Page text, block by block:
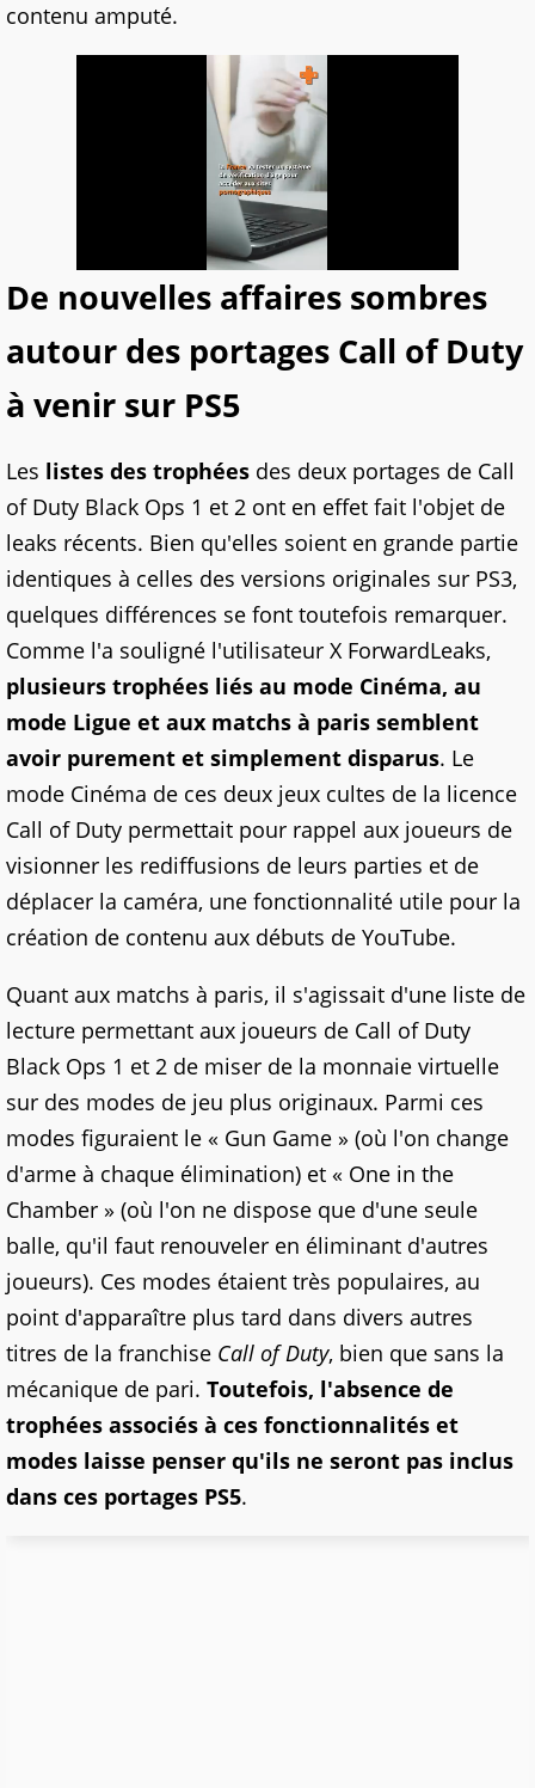
contenu amputé.
De nouvelles affaires sombres
autour des portages Call of Duty
à venir sur PS5
Les listes des trophées des deux portages de Call
of Duty Black Ops 1 et 2 ont en effet fait l'objet de
leaks récents. Bien qu'elles soient en grande partie
identiques à celles des versions originales sur PS3,
quelques différences se font toutefois remarquer.
Comme l'a souligné l'utilisateur X ForwardLeaks,
plusieurs trophées liés au mode Cinéma, au
mode Ligue et aux matchs à paris semblent
avoir purement et simplement disparus. Le
mode Cinéma de ces deux jeux cultes de la licence
Call of Duty permettait pour rappel aux joueurs de
visionner les rediffusions de leurs parties et de
déplacer la caméra, une fonctionnalité utile pour la
création de contenu aux débuts de YouTube.
Quant aux matchs à paris, il s'agissait d'une liste de
lecture permettant aux joueurs de Call of Duty
Black Ops 1 et 2 de miser de la monnaie virtuelle
sur des modes de jeu plus originaux. Parmi ces
modes figuraient le « Gun Game » (où l'on change
d'arme à chaque élimination) et « One in the
Chamber » (où l'on ne dispose que d'une seule
balle, qu'il faut renouveler en éliminant d'autres
joueurs). Ces modes étaient très populaires, au
point d'apparaître plus tard dans divers autres
titres de la franchise Call of Duty, bien que sans la
mécanique de pari. Toutefois, l'absence de
trophées associés à ces fonctionnalités et
modes laisse penser qu'ils ne seront pas inclus
dans ces portages PS5.